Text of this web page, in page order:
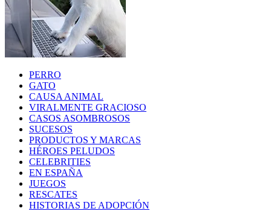
PERRO
GATO
CAUSA ANIMAL
VIRALMENTE GRACIOSO
CASOS ASOMBROSOS
SUCESOS
PRODUCTOS Y MARCAS
HÉROES PELUDOS
CELEBRITIES
EN ESPAÑA
JUEGOS
RESCATES
HISTORIAS DE ADOPCIÓN